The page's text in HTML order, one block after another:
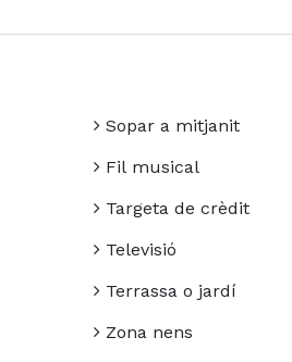
Sopar a mitjanit
Fil musical
Targeta de crèdit
Televisió
Terrassa o jardí
Zona nens